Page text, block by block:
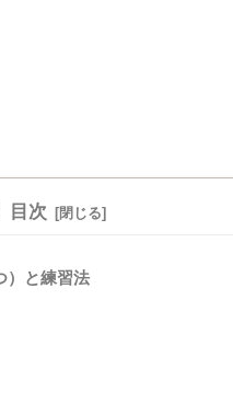
目次
）と練習法